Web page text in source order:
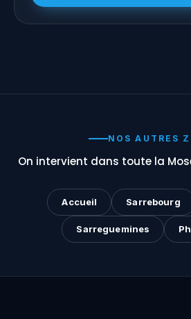
NOS AUTRES
On intervient dans toute la
Accueil Sarrebourg
Sarreguemines